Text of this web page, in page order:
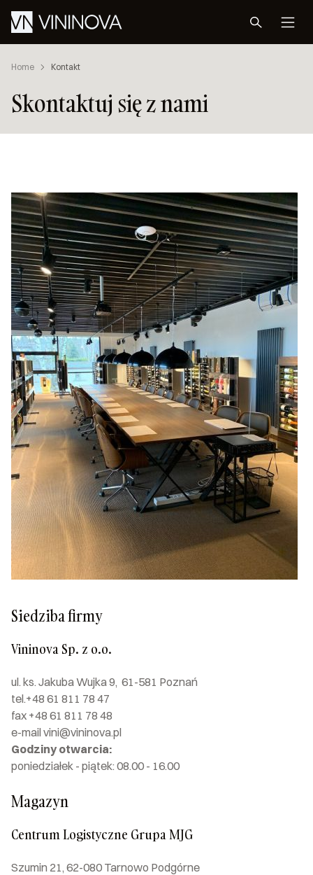
Home Kontakt
Skontaktuj się z nami
Siedziba firmy
Vininova Sp. z o.o.
ul. ks. Jakuba Wujka 9, 61-581 Poznań
tel.+48 61 811 78 47
fax +48 61 811 78 48
e-mail vini@vininova.pl
Godziny otwarcia:
poniedziałek - piątek: 08.00 - 16.00
Magazyn
Centrum Logistyczne Grupa MJG
Szumin 21, 62-080 Tarnowo Podgórne